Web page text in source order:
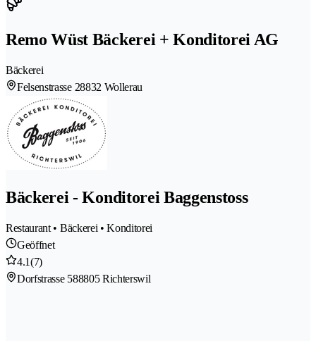
Remo Wüst Bäckerei + Konditorei AG
Bäckerei
Felsenstrasse 28832 Wollerau
Bäckerei - Konditorei Baggenstoss
Restaurant • Bäckerei • Konditorei
Geöffnet
4.1(7)
Dorfstrasse 588805 Richterswil